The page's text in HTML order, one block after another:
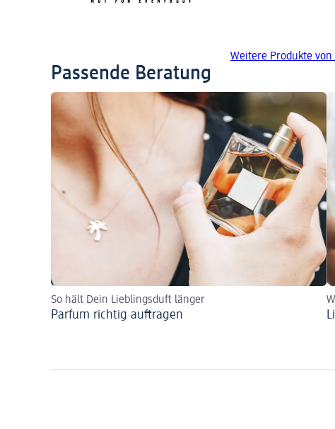
Weitere Produkte
Passende Beratung
So hält Dein Lieblingsduft länger
Parfum richtig auftragen